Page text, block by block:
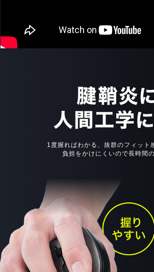
1度握ればわかる、抜群のフィット
負担をかけにくいので長時間